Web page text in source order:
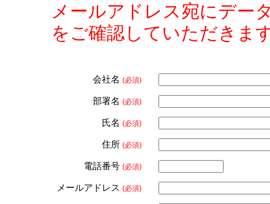
メールアドレス宛にデー
をご確認していただきま
会社名 (必須)
部署名 (必須)
氏名 (必須)
住所 (必須)
電話番号 (必須)
メールアドレス (必須)